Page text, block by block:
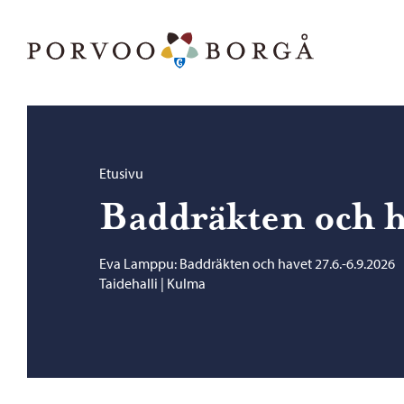
Selaa:
Etusivu
Baddräk­ten och
Eva Lamppu: Baddräkten och havet 27.6.-6.9.2026
Taidehalli | Kulma